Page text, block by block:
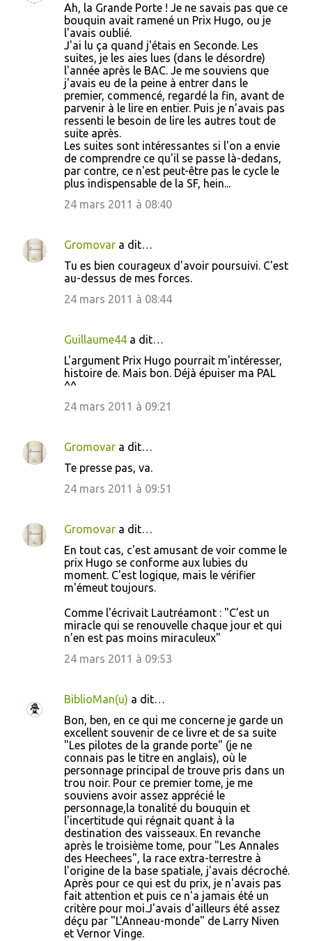
Ah, la Grande Porte ! Je ne savais pas que ce
bouquin avait ramené un Prix Hugo, ou je
l'avais oublié.
J'ai lu ça quand j'étais en Seconde. Les
suites, je les aies lues (dans le désordre)
l'année après le BAC. Je me souviens que
j'avais eu de la peine à entrer dans le
premier, commencé, regardé la fin, avant de
parvenir à le lire en entier. Puis je n'avais pas
ressenti le besoin de lire les autres tout de
suite après.
Les suites sont intéressantes si l'on a envie
de comprendre ce qu'il se passe là-dedans,
par contre, ce n'est peut-être pas le cycle le
plus indispensable de la SF, hein...
24 mars 2011 à 08:40
Gromovar a dit…
Tu es bien courageux d'avoir poursuivi. C'est
au-dessus de mes forces.
24 mars 2011 à 08:44
Guillaume44 a dit…
L'argument Prix Hugo pourrait m'intéresser,
histoire de. Mais bon. Déjà épuiser ma PAL
^^
24 mars 2011 à 09:21
Gromovar a dit…
Te presse pas, va.
24 mars 2011 à 09:51
Gromovar a dit…
En tout cas, c'est amusant de voir comme le
prix Hugo se conforme aux lubies du
moment. C'est logique, mais le vérifier
m'émeut toujours.
Comme l'écrivait Lautréamont : "C’est un
miracle qui se renouvelle chaque jour et qui
n’en est pas moins miraculeux"
24 mars 2011 à 09:53
BiblioMan(u) a dit…
Bon, ben, en ce qui me concerne je garde un
excellent souvenir de ce livre et de sa suite
"Les pilotes de la grande porte" (je ne
connais pas le titre en anglais), où le
personnage principal de trouve pris dans un
trou noir. Pour ce premier tome, je me
souviens avoir assez apprécié le
personnage,la tonalité du bouquin et
l'incertitude qui régnait quant à la
destination des vaisseaux. En revanche
après le troisième tome, pour "Les Annales
des Heechees", la race extra-terrestre à
l'origine de la base spatiale, j'avais décroché.
Après pour ce qui est du prix, je n'avais pas
fait attention et puis ce n'a jamais été un
critère pour moi.J'avais d'ailleurs été assez
déçu par "L'Anneau-monde" de Larry Niven
et Vernor Vinge.